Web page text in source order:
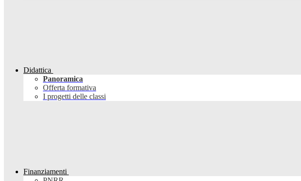
Didattica
Panoramica
Offerta formativa
I progetti delle classi
Finanziamenti